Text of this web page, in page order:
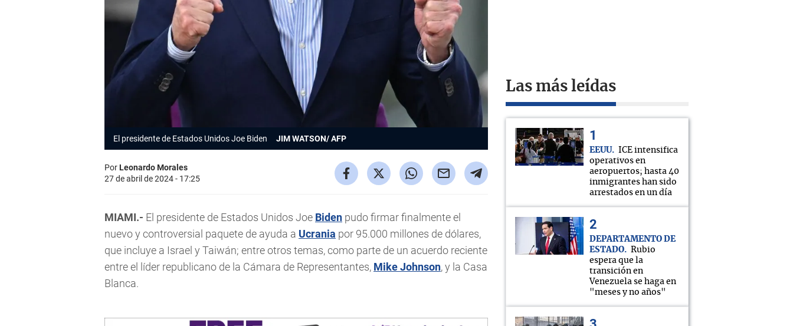
El presidente de Estados Unidos Joe Biden JIM WATSON/ AFP
PorLeonardo Morales
27 de abril de 2024 - 17:25
MIAMI.- El presidente de Estados Unidos Joe Biden pudo firmar finalmente el
nuevo y controversial paquete de ayuda a Ucrania por 95.000 millones de dólares,
que incluye a Israel y Taiwán; entre otros temas, como parte de un acuerdo reciente
entre el líder republicano de la Cámara de Representantes, Mike Johnson, y la Casa
Blanca.
Las más leídas
EEUU
ICE intensifica
operativos en
aeropuertos; hasta 40
inmigrantes han sido
arrestados en un día
DEPARTAMENTO DE
ESTADO
Rubio
espera que la
transición en
Venezuela se haga en
"meses y no años"